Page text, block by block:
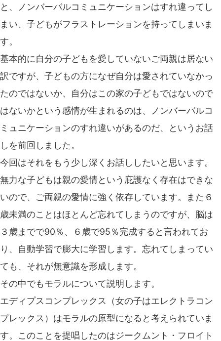
と、ノンバーバルコミュニケーションはすれ違ってし
まい、子どもがフラストレーションを持ってしまいま
す。
基本的に自分の子どもを愛していないご両親は居ない
訳ですが、子どもの方になぜ自分は愛されていなかっ
たのではないか、自分はこの家の子どもではないので
はないかという感情が生まれるのは、ノンバーバルコ
ミュニケーションのすれ違いがあるのだ、というお話
しを前回しました。
今回はそれをもう少し深くお話ししたいと思います。
無力な子どもは親の愛情という庇護なく存在はできな
いので、ご両親の愛情に強く依存しています。また６
歳未満のことはほとんど忘れてしまうのですが、脳は
３歳までで90％、６歳で95％完成すると言われてお
り、自動学習で膨大に学習します。忘れてしまってい
ても、それが無意識を形成します。
その中でもモラルについて説明します。
エディプスコンプレックス（女の子はエレクトラコン
プレックス）はモラルの原型になると考えられていま
す。このことを提唱したのはジークムント・フロイト